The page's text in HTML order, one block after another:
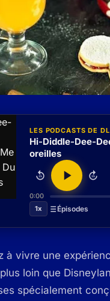
LES PODCASTS DE
Hi-Diddle-Dee-
oreilles
15 15
0:00
1x
Épisodes
à vivre une
loin que
spécialement